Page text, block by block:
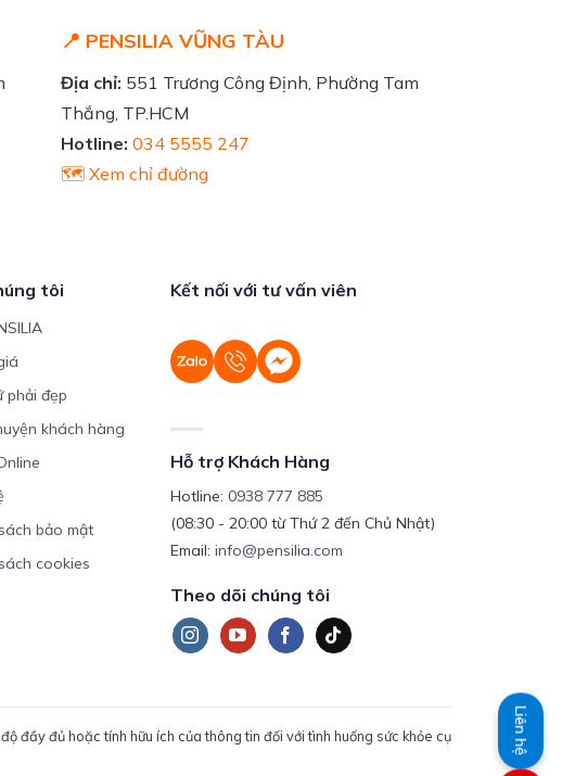
📍 PENSILIA VŨNG TÀU
Địa chỉ: 551 Trương Công Định, Phường Tam
Thắng, TP.HCM
Hotline: 034 5555 247
🗺️ Xem chỉ đường
tôi
phải đẹp
khách hàng
bảo mật
cookies
Kết nối với tư vấn viên
Hỗ trợ Khách Hàng
Hotline:0938 777 885
(08:30 - 20:00 từ Thứ 2 đến Chủ Nhật)
Email:info@pensilia.com
Theo dõi chúng tôi
đầy đủ hoặc tính hữu ích của thông tin đối với tình huống sức khỏe cụ
Liên hệ